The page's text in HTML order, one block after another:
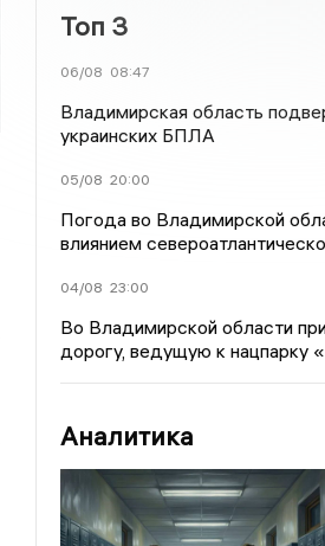
Топ 3
06/08 08:47
Владимирская область
украинских БПЛА
05/08 20:00
Погода во Владимирской
влиянием
04/08 23:00
Во Владимирской области
дорогу, ведущую к нацпарку
Аналитика